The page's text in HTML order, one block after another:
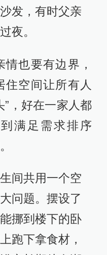
发，有时父亲
夜。
也要有边界，
住空间让所有人
”，好在一家人都
满足需求排序
间共用一个空
问题。摆设了
挪到楼下的卧
跑下拿食材，